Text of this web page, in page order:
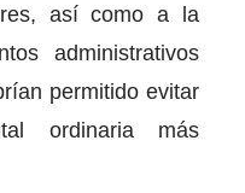
así como a la
administrativos
permitido evitar
ordinaria más